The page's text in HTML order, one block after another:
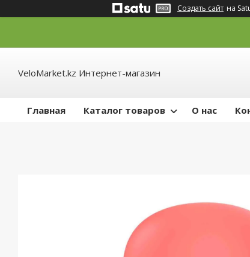
Создать сайт на
VeloMarket.kz Интернет-магазин
Главная Каталог товаров О нас